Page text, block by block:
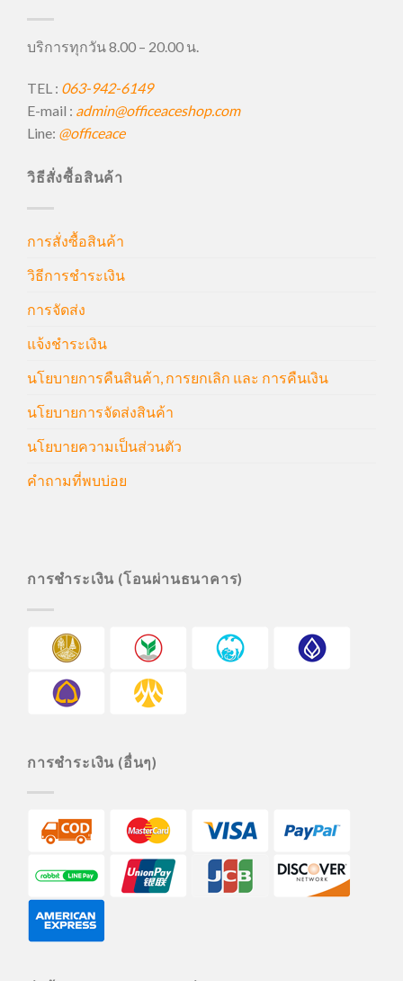
บริการทุกวัน 8.00 – 20.00 น.
TEL : 063-942-6149
E-mail : admin@officeaceshop.com
Line: @officeace
วิธีสั่งซื้อสินค้า
การสั่งซื้อสินค้า
วิธีการชำระเงิน
การจัดส่ง
แจ้งชำระเงิน
นโยบายการคืนสินค้า, การยกเลิก และ การคืนเงิน
นโยบายการจัดส่งสินค้า
นโยบายความเป็นส่วนตัว
คำถามที่พบบ่อย
การชำระเงิน (โอนผ่านธนาคาร)
การชำระเงิน (อื่นๆ)